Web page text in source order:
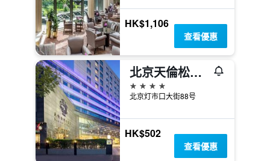
HK$1,106
查看優惠
北京天倫松鶴酒店
4星級
北京灯市口大街88号
HK$502
查看優惠